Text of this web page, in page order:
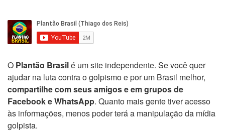
O Plantão Brasilé um site independente. Se você quer
ajudar na luta contra o golpismo e por um Brasil melhor,
compartilhe com seus amigos e em grupos de
Facebook e WhatsApp. Quanto mais gente tiver acesso
às informações, menos poder terá a manipulação da mídia
golpista.